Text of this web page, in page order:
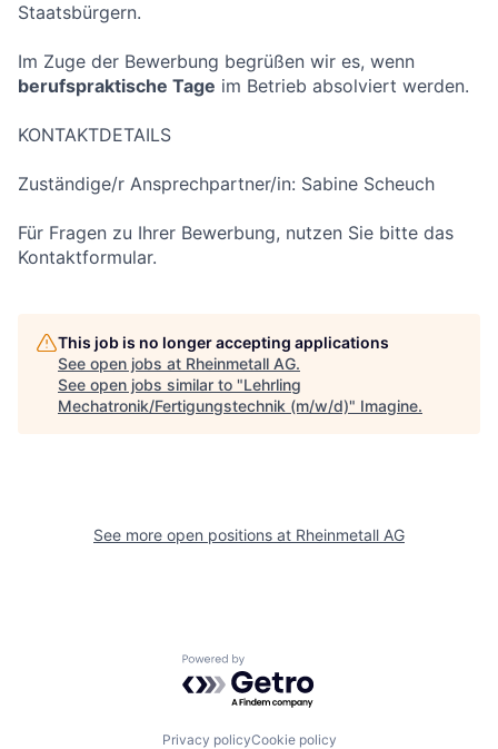
Staatsbürgern.
Im Zuge der Bewerbung begrüßen wir es, wenn
berufspraktische Tage im Betrieb absolviert werden.
KONTAKTDETAILS
Zuständige/r Ansprechpartner/in: Sabine Scheuch
Für Fragen zu Ihrer Bewerbung, nutzen Sie bitte das
Kontaktformular.
This job is no longer accepting applications
See open jobs at Rheinmetall AG.
See open jobs similar to "Lehrling
Mechatronik/Fertigungstechnik (m/w/d)" Imagine.
See more open positions at Rheinmetall AG
Powered by Getro.com
Privacy policyCookie policy